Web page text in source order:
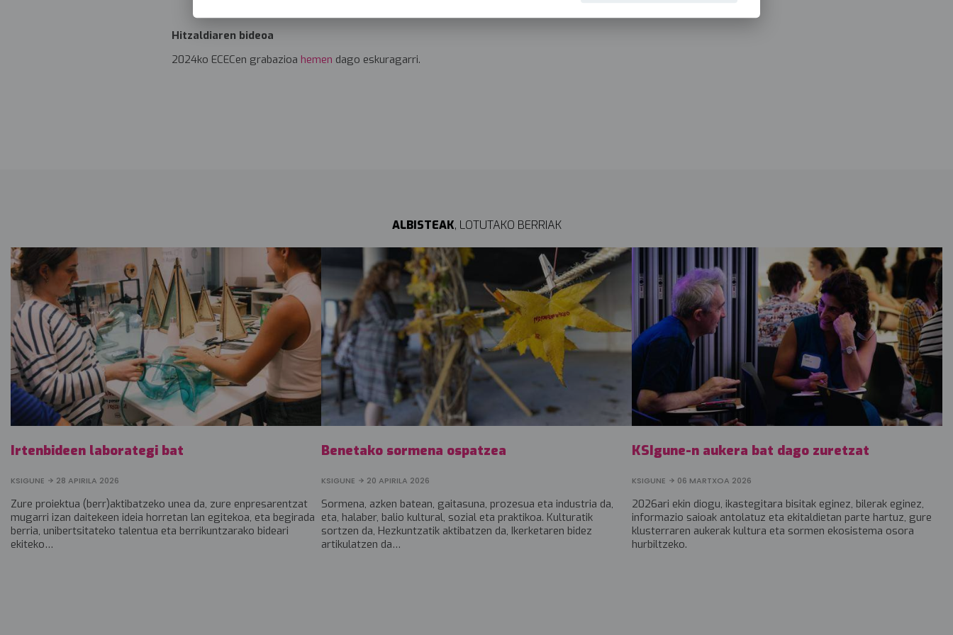
Hitzaldiaren bideoa
2024ko ECECen grabazioa hemen dago eskuragarri.
ALBISTEAK, LOTUTAKO BERRIAK
Irtenbideen laborategi bat
KSIGUNE 28 APIRILA 2026
Zure proiektua (berr)aktibatzeko unea da, zure enpresarentzat
mugarri izan daitekeen ideia horretan lan egitekoa, eta begirada
berria, unibertsitateko talentua eta berrikuntzarako bideari
ekiteko…
Benetako sormena ospatzea
KSIGUNE 20 APIRILA 2026
Sormena, azken batean, gaitasuna, prozesua eta industria da,
eta, halaber, balio kultural, sozial eta praktikoa. Kulturatik
sortzen da, Hezkuntzatik aktibatzen da, Ikerketaren bidez
artikulatzen da…
KSIgune-n aukera bat dago zuretzat
KSIGUNE 06 MARTXOA 2026
2026ari ekin diogu, ikastegitara bisitak eginez, bilerak eginez,
informazio saioak antolatuz eta ekitaldietan parte hartuz, gure
klusterraren aukerak kultura eta sormen ekosistema osora
hurbiltzeko.